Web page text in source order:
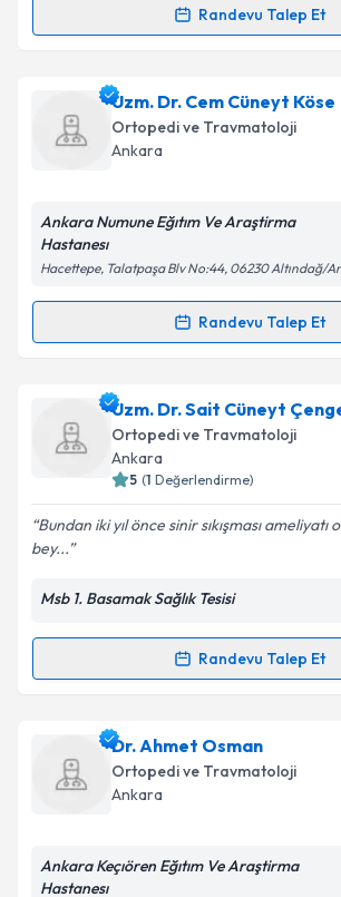
kapsamda işlenmesini kabul
Randevu Talep Et
Randevu Takvimi Talebi
Dr. Öğr. Üyesi Kenan Kocaiçin
talebi oluşturun. Size bu uzmandan
için bir takvim hazırlandığında e-posta
Kişisel verilerimin işlenmesine
Metni'ni okudum ve kişisel
Takvim Talebini
Uzm. Dr. Cem Cüneyt Köse
Ortopedi ve Travmatoloji
Ankara
Ankara Numune Eğıtım Ve Araştirma
Hastanesı
Hacettepe, Talatpaşa Blv No:44, 06230 Altındağ/
Randevu Talep Et
Randevu Takvimi Talebi
Uzm. Dr. Cem Cüneyt Köseiçin
talebi oluşturun. Size bu uzmandan
için bir takvim hazırlandığında e-posta
bilgilendireceğiz.
E-posta Adresiniz
'ni okudum ve kişisel
kapsamda işlenmesini kabul
Takvim Talebini
Uzm. Dr. Sait Cüneyt
Ortopedi ve Travmatoloji
Ankara
5 (1 Değerlendirme)
Bundan iki yıl önce sinir sıkışması ameliyatı
bey...
Msb 1. Basamak Sağlık Tesisi
Randevu Talep Et
Randevu Takvimi Talebi
Uzm. Dr. Sait Cüneyt Çengel
talebi oluşturun. Size bu uzmandan
için bir takvim hazırlandığında e-posta
Dr. Ahmet Osman
Ortopedi ve Travmatoloji
Ankara
Ankara Keçıören Eğıtım Ve Araştirma
Hastanesı